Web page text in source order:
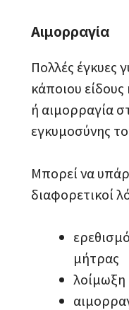
Αιμορραγία
Πολλές έγκυες
κάποιου είδους
ή αιμορραγία
εγκυμοσύνης
Μπορεί να
διαφορετικοί
μήτρας
λοίμωξη